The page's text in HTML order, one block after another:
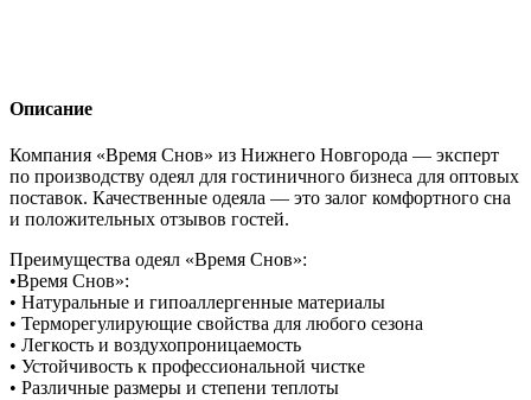
Описание
Компания «Время Снов» из Нижнего Новгорода — эксперт
по производству одеял для гостиничного бизнеса для оптовых
поставок. Качественные одеяла — это залог комфортного сна
и положительных отзывов гостей.
Преимущества одеял «Время Снов»:
•Время Снов»:
• Натуральные и гипоаллергенные материалы
• Терморегулирующие свойства для любого сезона
• Легкость и воздухопроницаемость
• Устойчивость к профессиональной чистке
• Различные размеры и степени теплоты